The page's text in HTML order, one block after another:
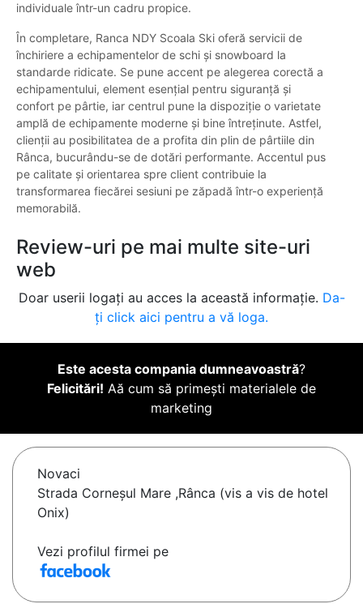
individuale într-un cadru propice.
În completare, Ranca NDY Scoala Ski oferă servicii de
închiriere a echipamentelor de schi și snowboard la
standarde ridicate. Se pune accent pe alegerea corectă a
echipamentului, element esențial pentru siguranță și
confort pe pârtie, iar centrul pune la dispoziție o varietate
amplă de echipamente moderne și bine întreținute. Astfel,
clienții au posibilitatea de a profita din plin de pârtiile din
Rânca, bucurându-se de dotări performante. Accentul pus
pe calitate și orientarea spre client contribuie la
transformarea fiecărei sesiuni pe zăpadă într-o experiență
memorabilă.
Review-uri pe mai multe site-uri
web
Doar userii logați au acces la această informație. Da-
ți click aici pentru a vă loga.
Este acesta compania dumneavoastră?
Felicitări! Aă cum să primești materialele de
marketing
Novaci
Strada Corneșul Mare ,Rânca (vis a vis de hotel
Onix)
Vezi profilul firmei pe